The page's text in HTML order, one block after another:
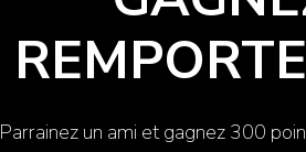
Parrainez un ami et gagnez 300